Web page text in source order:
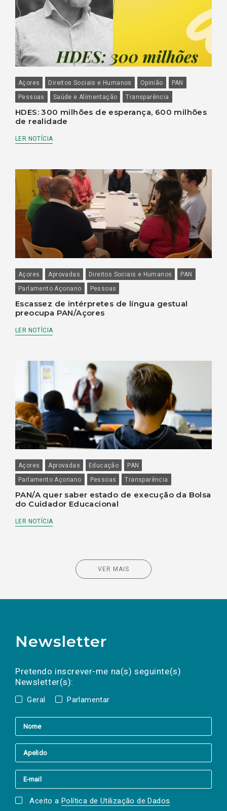
Açores Direitos Sociais e Humanos Opinião
PAN
Pessoas
Saúde e Alimentação Transparência
HDES: 300 milhões de esperança, 600 milhões
de realidade
LER NOTÍCIA
Açores Aprovadas Direitos Sociais e Humanos
PAN
Parlamento Açoriano
Pessoas
Escassez de intérpretes de língua gestual
preocupa PAN/Açores
LER NOTÍCIA
Açores Aprovadas Educação
PAN
Parlamento Açoriano
Pessoas Transparência
PAN/A quer saber estado de execução da Bolsa
do Cuidador Educacional
LER NOTÍCIA
VER MAIS
Newsletter
Pretendo inscrever-me na(s) seguinte(s)
Newsletter(s):
Geral Parlamentar
a(s) newsletter(s).
mail
Aceito a Política de Utilização de Dados.